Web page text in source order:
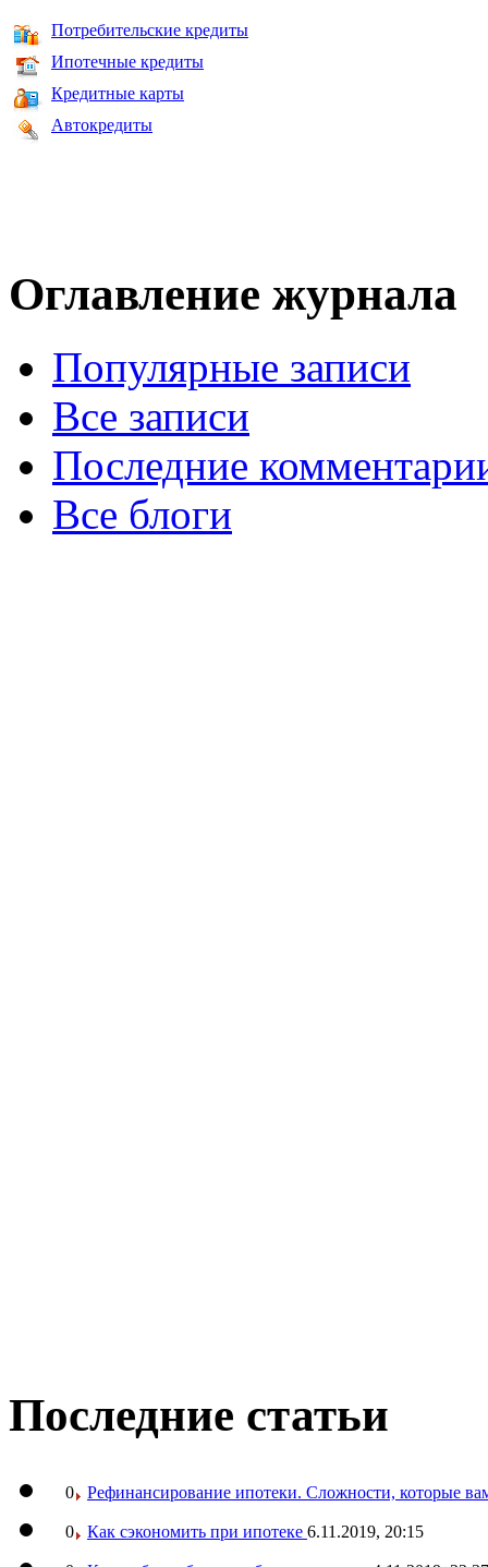
Потребительские кредиты
Ипотечные кредиты
Кредитные карты
Автокредиты
Оглавление журнала
Популярные записи
Все записи
Последние
Все блоги
Последние статьи
0 Рефинансирование ипотеки. Сложности, которые
0 Как сэкономить при ипотеке 6.11.2019, 20:15